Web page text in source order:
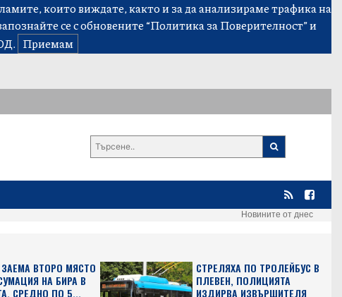
които виждате, както и за да анализираме трафика на
се с обновените“Политика за Поверителност”и
Приемам
Новините от днес
ВТОРО МЯСТО
НА БИРА В
СРЕДНО ПО 5...
СТРЕЛЯХА ПО ТРОЛЕЙБУС В
ПЛЕВЕН, ПОЛИЦИЯТА
ИЗДИРВА ИЗВЪРШИТЕЛЯ